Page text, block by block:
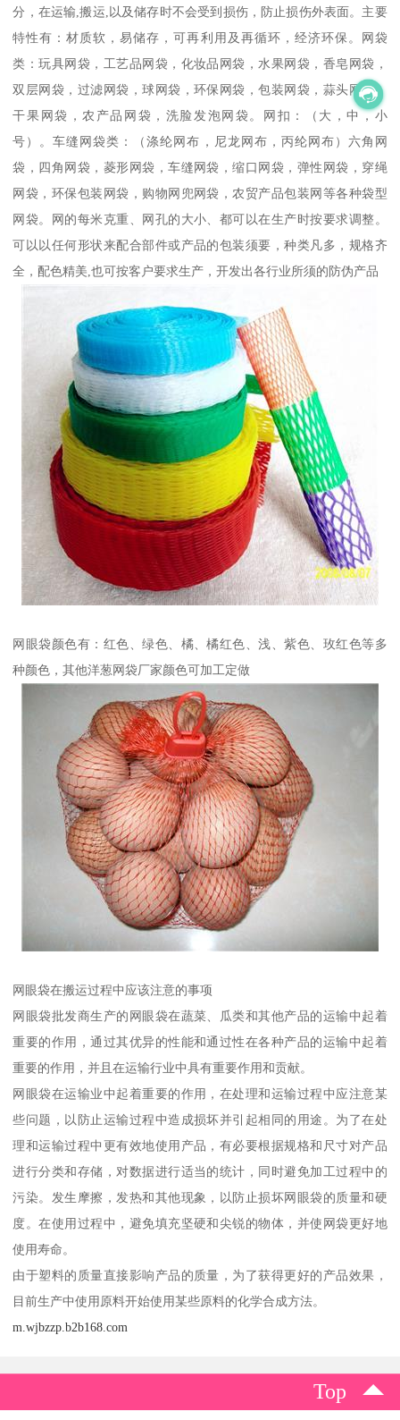
分，在运输,搬运,以及储存时不会受到损伤，防止损伤外表面。主要
特性有：材质软，易储存，可再利用及再循环，经济环保。网袋
类：玩具网袋，工艺品网袋，化妆品网袋，水果网袋，香皂网袋，
双层网袋，过滤网袋，球网袋，环保网袋，包装网袋，蒜头网袋，
干果网袋，农产品网袋，洗脸发泡网袋。网扣：（大，中，小
号）。车缝网袋类：（涤纶网布，尼龙网布，丙纶网布）六角网
袋，四角网袋，菱形网袋，车缝网袋，缩口网袋，弹性网袋，穿绳
网袋，环保包装网袋，购物网兜网袋，农贸产品包装网等各种袋型
网袋。网的每米克重、网孔的大小、都可以在生产时按要求调整。
可以以任何形状来配合部件或产品的包装须要，种类凡多，规格齐
全，配色精美,也可按客户要求生产，开发出各行业所须的防伪产品
网眼袋颜色有：红色、绿色、橘、橘红色、浅、紫色、玫红色等多
种颜色，其他洋葱网袋厂家颜色可加工定做
网眼袋在搬运过程中应该注意的事项
网眼袋批发商生产的网眼袋在蔬菜、瓜类和其他产品的运输中起着
重要的作用，通过其优异的性能和通过性在各种产品的运输中起着
重要的作用，并且在运输行业中具有重要作用和贡献。
网眼袋在运输业中起着重要的作用，在处理和运输过程中应注意某
些问题，以防止运输过程中造成损坏并引起相同的用途。为了在处
理和运输过程中更有效地使用产品，有必要根据规格和尺寸对产品
进行分类和存储，对数据进行适当的统计，同时避免加工过程中的
污染。发生摩擦，发热和其他现象，以防止损坏网眼袋的质量和硬
度。在使用过程中，避免填充坚硬和尖锐的物体，并使网袋更好地
使用寿命。
由于塑料的质量直接影响产品的质量，为了获得更好的产品效果，
目前生产中使用原料开始使用某些原料的化学合成方法。
m.wjbzzp.b2b168.com
Top